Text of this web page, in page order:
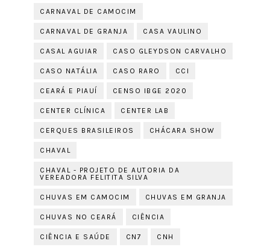
CARNAVAL DE CAMOCIM
CARNAVAL DE GRANJA CASA VAULINO
CASAL AGUIAR CASO GLEYDSON CARVALHO
CASO NATÁLIA CASO RARO CCI
CEARÁ E PIAUÍ CENSO IBGE 2020
CENTER CLÍNICA CENTER LAB
CERQUES BRASILEIROS CHÁCARA SHOW
CHAVAL
CHAVAL - PROJETO DE AUTORIA DA
VEREADORA FELITITA SILVA
CHUVAS EM CAMOCIM CHUVAS EM GRANJA
CHUVAS NO CEARÁ CIÊNCIA
CIÊNCIA E SAÚDE CN7 CNH